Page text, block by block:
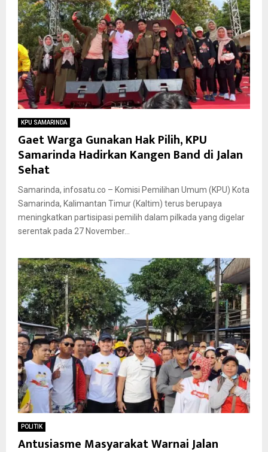
KPU SAMARINDA
Gaet Warga Gunakan Hak Pilih, KPU
Samarinda Hadirkan Kangen Band di Jalan
Sehat
Samarinda, infosatu.co – Komisi Pemilihan Umum (KPU) Kota
Samarinda, Kalimantan Timur (Kaltim) terus berupaya
meningkatkan partisipasi pemilih dalam pilkada yang digelar
serentak pada 27 November...
POLITIK
Antusiasme Masyarakat Warnai Jalan